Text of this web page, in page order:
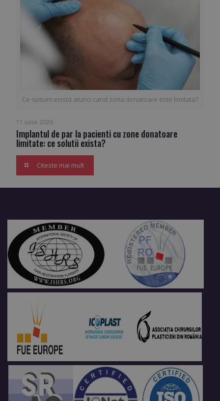
Ce optiuni exista atunci cand zona donatoare este limitata?
11 iunie 2026
Implantul de par la pacienti cu zone donatoare
limitate: ce solutii exista?
Citeste mai mult